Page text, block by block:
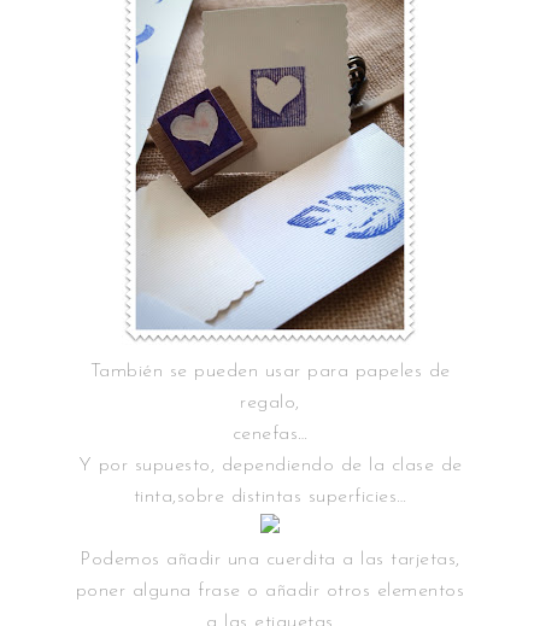
También se pueden usar para papeles de
regalo,
cenefas…
Y por supuesto, dependiendo de la clase de
tinta,sobre distintas superficies…
Podemos añadir una cuerdita a las tarjetas,
poner alguna frase o añadir otros elementos
a las etiquetas